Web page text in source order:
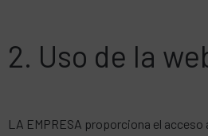
2. Uso de la
LA EMPRESA proporciona el